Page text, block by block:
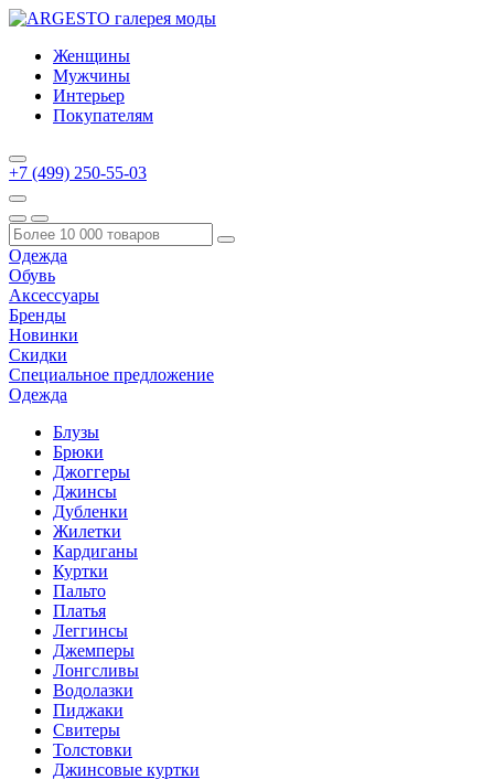
Женщины
Мужчины
Интерьер
Покупателям
+7 (499) 250-55-03
Одежда
Обувь
Аксессуары
Бренды
Новинки
Скидки
Специальное предложение
Одежда
Блузы
Брюки
Джоггеры
Джинсы
Дубленки
Жилетки
Кардиганы
Куртки
Пальто
Платья
Леггинсы
Джемперы
Лонгсливы
Водолазки
Пиджаки
Свитеры
Толстовки
Джинсовые куртки